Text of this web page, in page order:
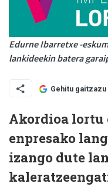
Edurne Ibarretxe -
lankideekin batera
Gehitu
Akordioa
enpresako
izango dute